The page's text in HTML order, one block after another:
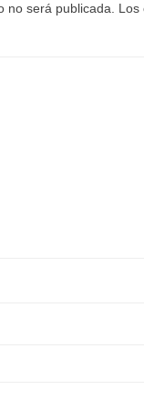
no será publicada. Los